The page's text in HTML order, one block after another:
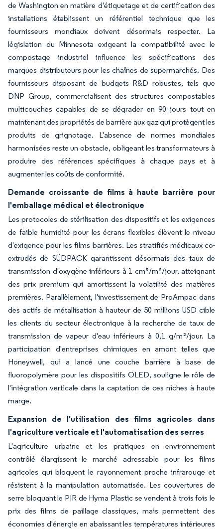
de Washington en matière d'étiquetage et de certification des
installations établissent un référentiel technique que les
fournisseurs mondiaux doivent désormais respecter. La
législation du Minnesota exigeant la compatibilité avec le
compostage industriel influence les spécifications des
marques distributeurs pour les chaînes de supermarchés. Des
fournisseurs disposant de budgets R&D robustes, tels que
DNP Group, commercialisent des structures compostables
multicouches capables de se dégrader en 90 jours tout en
maintenant des propriétés de barrière aux gaz qui protègent les
produits de grignotage. L'absence de normes mondiales
harmonisées reste un obstacle, obligeant les transformateurs à
produire des références spécifiques à chaque pays et à
augmenter les coûts de conformité.
Demande croissante de films à haute barrière pour
l'emballage médical et électronique
Les protocoles de stérilisation des dispositifs et les exigences
de faible humidité pour les écrans flexibles élèvent le niveau
d'exigence pour les films barrières. Les stratifiés médicaux co-
extrudés de SÜDPACK garantissent désormais des taux de
transmission d'oxygène inférieurs à 1 cm³/m²/jour, atteignant
des prix premium qui amortissent la volatilité des matières
premières. Parallèlement, l'investissement de ProAmpac dans
des actifs de métallisation à hauteur de 50 millions USD cible
les clients du secteur électronique à la recherche de taux de
transmission de vapeur d'eau inférieurs à 0,1 g/m²/jour. La
participation d'entreprises chimiques en amont telles que
Honeywell, qui a lancé une couche barrière à base de
fluoropolymère pour les dispositifs OLED, souligne le rôle de
l'intégration verticale dans la captation de ces niches à haute
marge.
Expansion de l'utilisation des films agricoles dans
l'agriculture verticale et l'automatisation des serres
L'agriculture urbaine et les pratiques en environnement
contrôlé élargissent le marché adressable pour les films
agricoles qui bloquent le rayonnement proche infrarouge et
résistent à la manipulation automatisée. Les couvertures de
serre bloquant le PIR de Hyma Plastic se vendent à trois fois le
prix des films de paillage classiques, mais permettent des
économies d'énergie en abaissant les températures intérieures